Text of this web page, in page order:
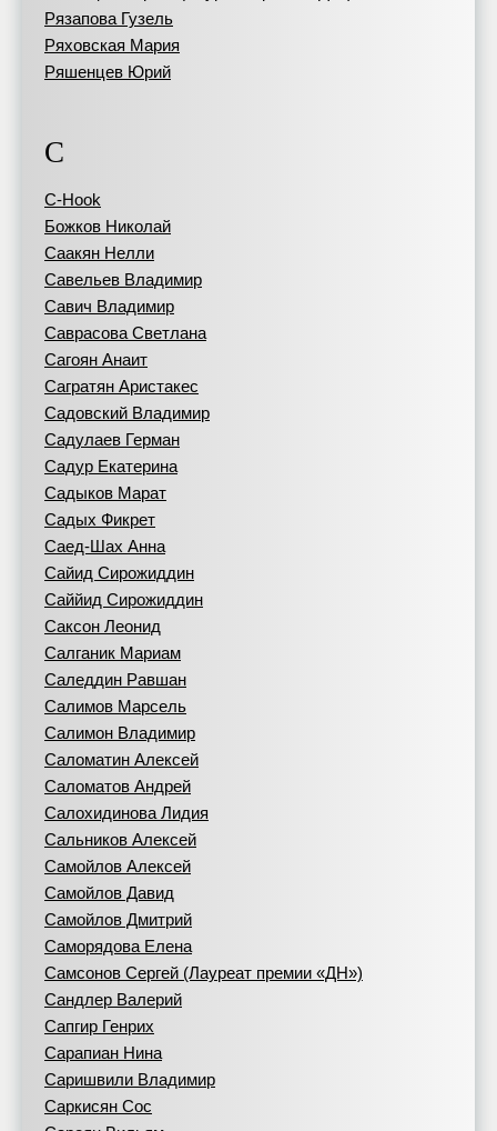
Рязапова Гузель
Ряховская Мария
Ряшенцев Юрий
С
C-Hook
Божков Николай
Саакян Нелли
Савельев Владимир
Савич Владимир
Саврасова Светлана
Сагоян Анаит
Сагратян Аристакес
Садовский Владимир
Садулаев Герман
Садур Екатерина
Садыков Марат
Садых Фикрет
Саед-Шах Анна
Сайид Сирожиддин
Саййид Сирожиддин
Саксон Леонид
Салганик Мариам
Саледдин Равшан
Салимов Марсель
Салимон Владимир
Саломатин Алексей
Саломатов Андрей
Салохидинова Лидия
Сальников Алексей
Самойлов Алексей
Самойлов Давид
Самойлов Дмитрий
Саморядова Елена
Самсонов Сергей (Лауреат премии «ДН»)
Сандлер Валерий
Сапгир Генрих
Сарапиан Нина
Саришвили Владимир
Саркисян Сос